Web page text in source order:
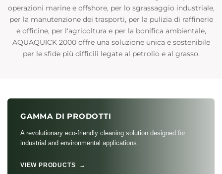
operazioni marine e offshore, per lo sgrassaggio industriale,
per la manutenzione dei trasporti, per la pulizia di raffinerie
e officine, per l'agricoltura e per la bonifica ambientale,
AQUAQUICK 2000 offre una soluzione unica e sostenibile
per le sfide più difficili legate al petrolio e al grasso.
GAMMA DI PRODOTTI
A revolutionary eco-friendly cleaning solution designed for
industrial and environmental applications.
VIEW PRODUCTS →